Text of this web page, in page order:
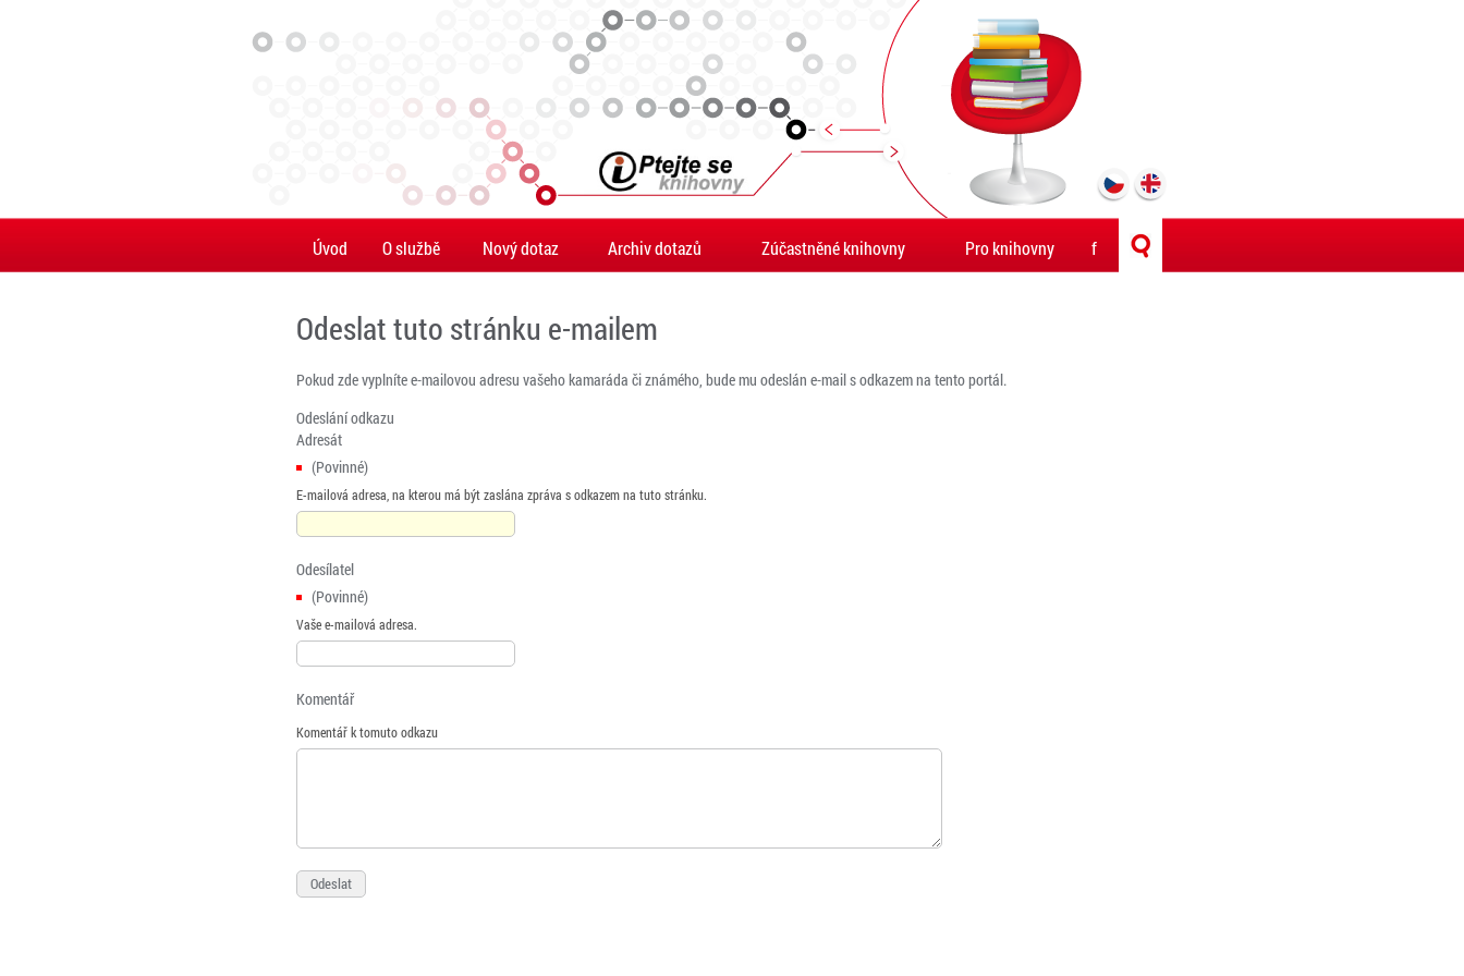
Úvod O službě Nový dotaz Archiv dotazů Zúčastněné knihovny Pro knihovny f
Odeslat tuto stránku e-mailem
Pokud zde vyplníte e-mailovou adresu vašeho kamaráda či známého, bude mu odeslán e-mail s odkazem na tento portál.
Odeslání odkazu
Adresát
(Povinné)
E-mailová adresa, na kterou má být zaslána zpráva s odkazem na tuto stránku.
Odesílatel
(Povinné)
Vaše e-mailová adresa.
Komentář
Komentář k tomuto odkazu